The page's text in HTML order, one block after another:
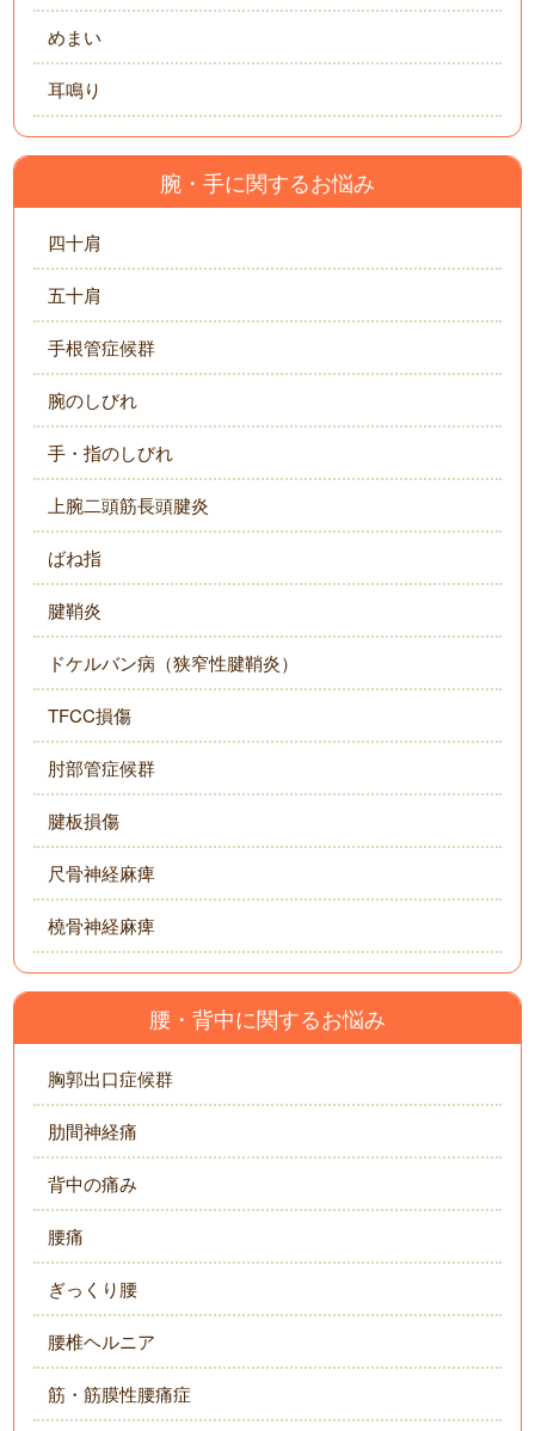
めまい
耳鳴り
腕・手に関するお悩み
四十肩
五十肩
手根管症候群
腕のしびれ
手・指のしびれ
上腕二頭筋長頭腱炎
ばね指
腱鞘炎
ドケルバン病（狭窄性腱鞘炎）
TFCC損傷
肘部管症候群
腱板損傷
尺骨神経麻痺
橈骨神経麻痺
腰・背中に関するお悩み
胸郭出口症候群
肋間神経痛
背中の痛み
腰痛
ぎっくり腰
腰椎ヘルニア
筋・筋膜性腰痛症